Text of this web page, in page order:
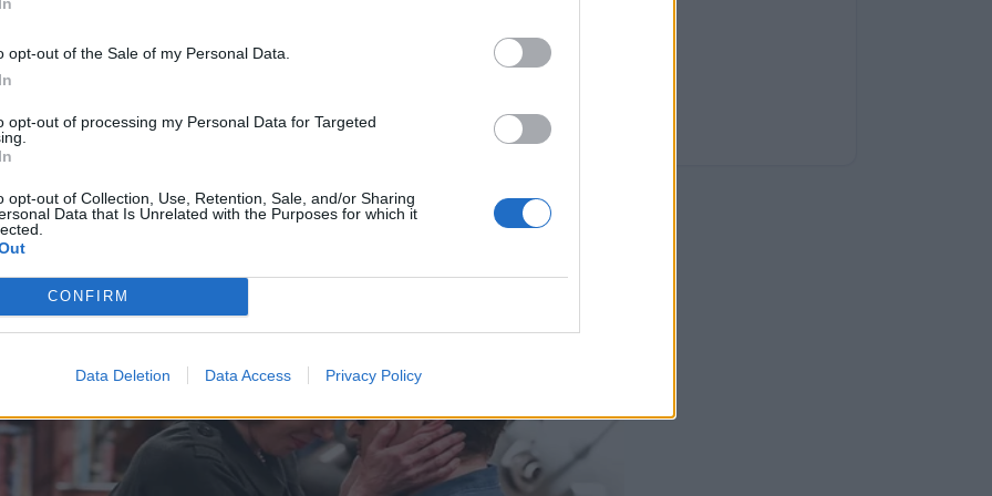
opt-out of the Sale of my Personal Data.
opt-out of processing my Personal Data for Targeted
opt-out of Collection, Use, Retention, Sale, and/or Sharing
Data that Is Unrelated with the Purposes for which it
CONFIRM
Data Deletion Data Access Privacy Policy
τα οποία είναι πιθανό να επιδεινώσουν το πρόβλημα.